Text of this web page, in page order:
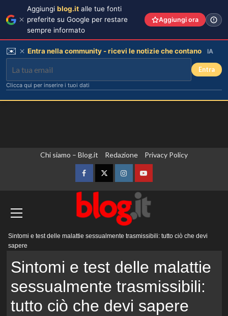
Chi siamo – Blog.it Redazione Privacy Policy
FacebookTwitterInstagramYouTube
principale
Sintomi e test delle malattie sessualmente trasmissibili: tutto ciò che devi
sapere
Sintomi e test delle malattie
sessualmente trasmissibili:
tutto ciò che devi sapere
Aggiungi blog.it alle tue fonti
preferite su Google per restare
sempre informato
Aggiungi ora
✉️ Entra nella community - ricevi le notizie che contano IA
Entra
Clicca qui per inserire i tuoi dati